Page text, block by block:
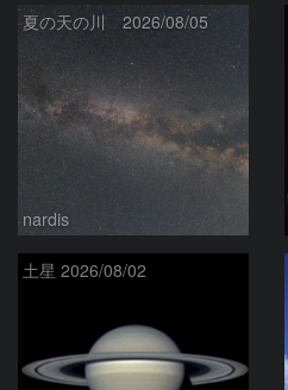
夏の天の川 2026/08/05
nardis
土星 2026/08/02